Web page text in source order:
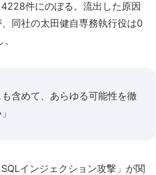
件にのぼる。流出した原因
同社の太田健自専務執行役は0
も含めて、あらゆる可能性を徹
インジェクション攻撃」が関